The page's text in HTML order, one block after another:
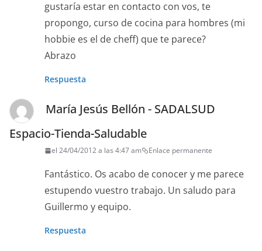
gustaría estar en contacto con vos, te
propongo, curso de cocina para hombres (mi
hobbie es el de cheff) que te parece?
Abrazo
Respuesta
María Jesús Bellón - SADALSUD
Espacio-Tienda-Saludable
el 24/04/2012 a las 4:47 am Enlace permanente
Fantástico. Os acabo de conocer y me parece
estupendo vuestro trabajo. Un saludo para
Guillermo y equipo.
Respuesta